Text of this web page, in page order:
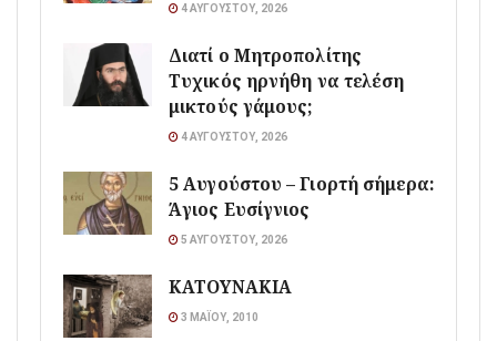
4 ΑΥΓΟΎΣΤΟΥ, 2026
Διατί ο Μητροπολίτης
Τυχικός ηρνήθη να τελέση
μικτούς γάμους;
4 ΑΥΓΟΎΣΤΟΥ, 2026
5 Αυγούστου – Γιορτή σήμερα:
Άγιος Ευσίγνιος
5 ΑΥΓΟΎΣΤΟΥ, 2026
ΚΑΤΟΥΝΑΚΙΑ
3 ΜΑΪ́ΟΥ, 2010